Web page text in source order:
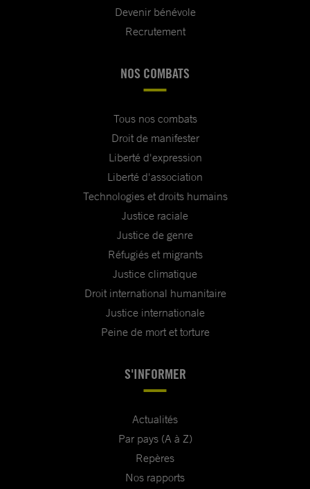
Devenir bénévole
Recrutement
NOS COMBATS
Tous nos combats
Droit de manifester
Liberté d'expression
Liberté d'association
Technologies et droits humains
Justice raciale
Justice de genre
Réfugiés et migrants
Justice climatique
Droit international humanitaire
Justice internationale
Peine de mort et torture
S'INFORMER
Actualités
Par pays (A à Z)
Repères
Nos rapports